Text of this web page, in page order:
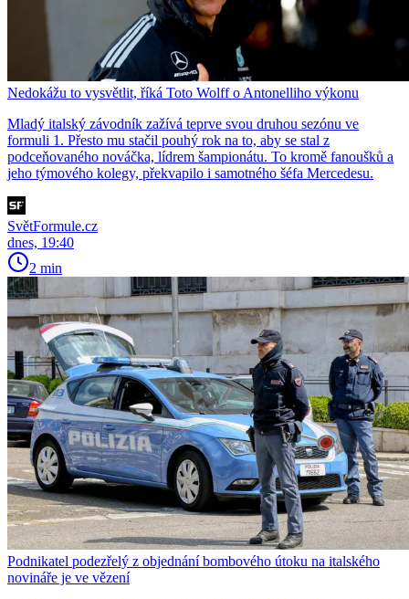
Nedokážu to vysvětlit, říká Toto Wolff o Antonelliho výkonu
Mladý italský závodník zažívá teprve svou druhou sezónu ve
formuli 1. Přesto mu stačil pouhý rok na to, aby se stal z
podceňovaného nováčka, lídrem šampionátu. To kromě fanoušků a
jeho týmového kolegy, překvapilo i samotného šéfa Mercedesu.
SvětFormule.cz
dnes, 19:40
2 min
Podnikatel podezřelý z objednání bombového útoku na italského
novináře je ve vězení